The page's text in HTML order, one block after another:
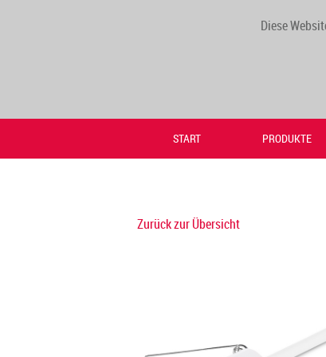
Diese
START PRODUKTE
Zurück zur Übersicht